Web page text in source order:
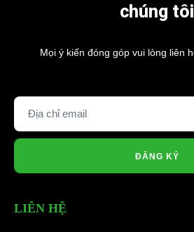
chúng tôi
Mọi ý kiến đóng góp vui lòng liên
ĐĂNG KÝ
LIÊN HỆ